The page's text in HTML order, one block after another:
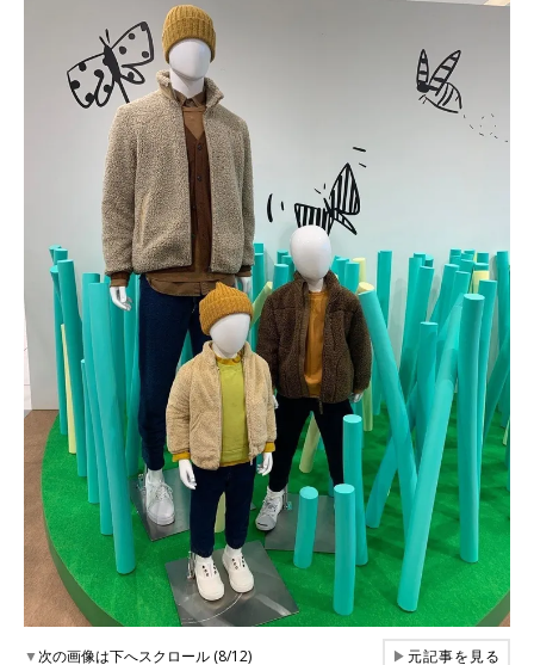
▼次の画像は下へスクロール (8/12) ▶元記事を見る